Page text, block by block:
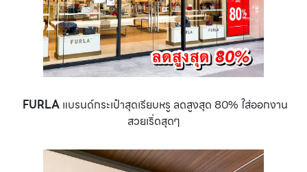
FURLAแบรนด์กระเป๋าสุดเรียบหรู ลดสูงสุด 80% ใส่ออกงาน
สวยเริ่ดสุดๆ